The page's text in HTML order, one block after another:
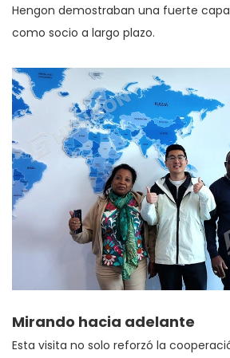
Hengon demostraban una fuerte
como socio a largo plazo.
Mirando hacia adelante
Esta visita no solo reforzó la